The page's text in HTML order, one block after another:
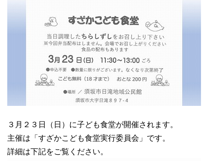
３月２３日（日）に子ども食堂が開催されます。
主催は「すざかこども食堂実行委員会」です。
詳細は下記をご覧ください。